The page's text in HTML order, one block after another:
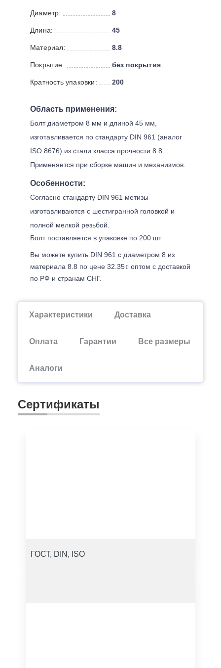
Диаметр: 8
Длина: 45
Материал: 8.8
Покрытие: без покрытия
Кратность упаковки: 200
Область применения:
Болт диаметром 8 мм и длиной 45 мм,
изготавливается по стандарту DIN 961 (аналог
ISO 8676) из стали класса прочности 8.8.
Применяется при сборке машин и механизмов.
Особенности:
Согласно стандарту DIN 961 метизы
изготавливаются с шестигранной головкой и
полной мелкой резьбой.
Болт поставляется в упаковке по 200 шт.
Вы можете купить DIN 961 с диаметром 8 из
материала 8.8 по цене 32.35
оптом с доставкой
по РФ и странам СНГ.
Характеристики Доставка
Оплата Гарантии Все размеры
Аналоги
Сертификаты
ГОСТ, DIN, ISO